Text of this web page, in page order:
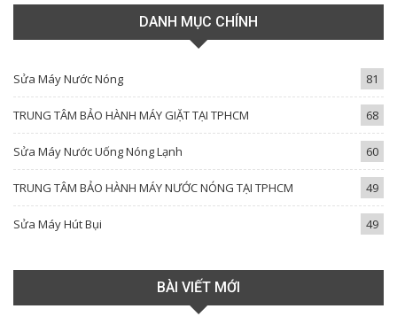
DANH MỤC CHÍNH
Sửa Máy Nước Nóng 81
TRUNG TÂM BẢO HÀNH MÁY GIẶT TẠI TPHCM 68
Sửa Máy Nước Uống Nóng Lạnh 60
TRUNG TÂM BẢO HÀNH MÁY NƯỚC NÓNG TẠI TPHCM 49
Sửa Máy Hút Bụi 49
BÀI VIẾT MỚI